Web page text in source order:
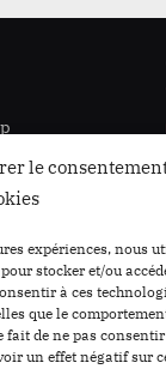
le
expériences, nous
stocker et/ou
à ces
que le
fait de ne pas
un effet négatif sur